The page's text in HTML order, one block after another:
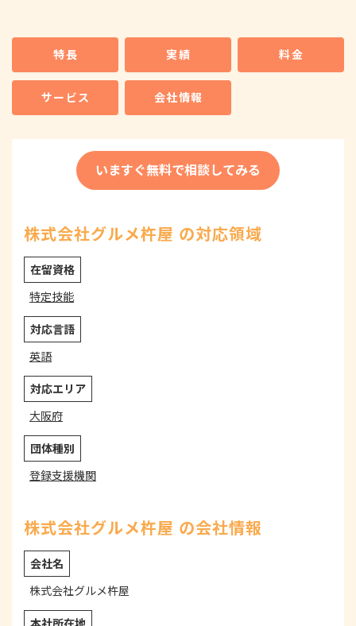
特長 実績 料金
サービス 会社情報
いますぐ無料で相談してみる
株式会社グルメ杵屋 の対応領域
在留資格
特定技能
対応言語
英語
対応エリア
大阪府
団体種別
登録支援機関
株式会社グルメ杵屋 の会社情報
会社名
株式会社グルメ杵屋